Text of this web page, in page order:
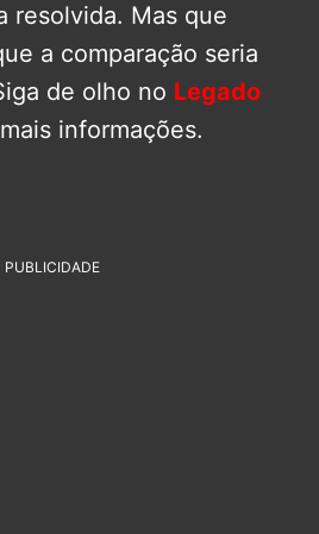
resolvida. Mas que
a comparação seria
de olho no Legado
informações.
PUBLICIDADE